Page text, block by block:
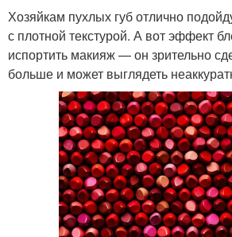
Хозяйкам пухлых губ отлично
с плотной текстурой. А вот эффект
испортить макияж — он зрительно
больше и может выглядеть